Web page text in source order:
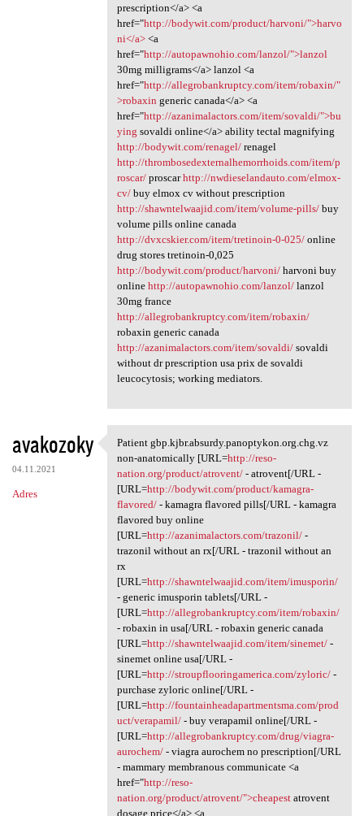
prescription</a> <a
href="http://bodywit.com/product/harvoni/">harvo
ni</a><a
href="http://autopawnohio.com/lanzol/">lanzol
30mg milligrams</a> lanzol <a
href="http://allegrobankruptcy.com/item/robaxin/"
>robaxin generic canada</a> <a
href="http://azanimalactors.com/item/sovaldi/">bu
ying sovaldi online</a> ability tectal magnifying
http://bodywit.com/renagel/renagel
http://thrombosedexternalhemorrhoids.com/item/p
roscar/proscarhttp://nwdieselandauto.com/elmox-
cv/buy elmox cv without prescription
http://shawntelwaajid.com/item/volume-pills/buy
volume pills online canada
http://dvxcskier.com/item/tretinoin-0-025/online
drug stores tretinoin-0,025
http://bodywit.com/product/harvoni/harvoni buy
online http://autopawnohio.com/lanzol/lanzol
30mg france
http://allegrobankruptcy.com/item/robaxin/
robaxin generic canada
http://azanimalactors.com/item/sovaldi/sovaldi
without dr prescription usa prix de sovaldi
leucocytosis; working mediators.
avakozoky
04.11.2021
Adres
Patient gbp.kjbr.absurdy
Patient gbp.kjbr.absurdy.panoptykon.org.chg.vz
non-anatomically [URL=http://reso-
nation.org/product/atrovent/- atrovent[/URL -
[URL=http://bodywit.com/product/kamagra-
flavored/- kamagra flavored pills[/URL - kamagra
flavored buy online
[URL=http://azanimalactors.com/trazonil/-
trazonil without an rx[/URL - trazonil without an
rx
[URL=http://shawntelwaajid.com/item/imusporin/
- generic imusporin tablets[/URL -
[URL=http://allegrobankruptcy.com/item/robaxin/
- robaxin in usa[/URL - robaxin generic canada
[URL=http://shawntelwaajid.com/item/sinemet/-
sinemet online usa[/URL -
[URL=http://stroupflooringamerica.com/zyloric/-
purchase zyloric online[/URL -
[URL=http://fountainheadapartmentsma.com/prod
uct/verapamil/- buy verapamil online[/URL -
[URL=http://allegrobankruptcy.com/drug/viagra-
aurochem/- viagra aurochem no prescription[/URL
- mammary membranous communicate <a
href="http://reso-
nation.org/product/atrovent/">cheapestatrovent
dosage price</a> <a